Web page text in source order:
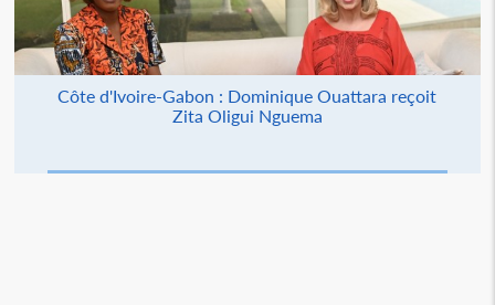
Côte d'Ivoire-Gabon : Dominique Ouattara reçoit
Zita Oligui Nguema